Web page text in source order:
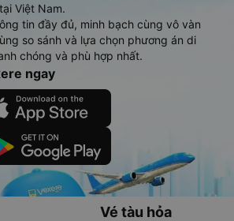
Việt Nam.
tin đầy đủ, minh bạch cùng vô vàn
so sánh và lựa chọn phương án di
chóng và phù hợp nhất.
ngay
Vé tàu hỏa